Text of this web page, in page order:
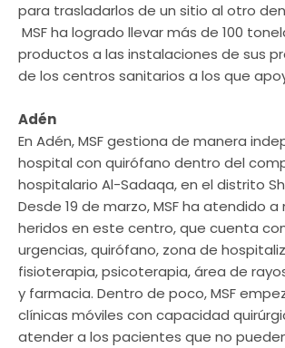
para trasladarlos de un sitio al otro
MSF ha logrado llevar más de 100
productos a las instalaciones de sus
de los centros sanitarios a los que
Adén
En Adén, MSF gestiona de manera
hospital con quirófano dentro del
hospitalario Al-Sadaqa, en el distrito
Desde 19 de marzo, MSF ha atendido a
heridos en este centro, que cuenta
urgencias, quirófano, zona de
fisioterapia, psicoterapia, área de
y farmacia. Dentro de poco, MSF
clínicas móviles con capacidad
atender a los pacientes que no